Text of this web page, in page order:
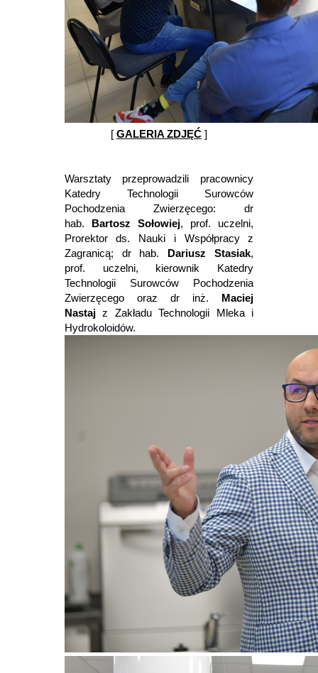
[ GALERIA ZDJĘĆ]
Warsztaty przeprowadzili pracownicy
Katedry Technologii Surowców
Pochodzenia Zwierzęcego: dr
hab. Bartosz Sołowiej, prof. uczelni,
Prorektor ds. Nauki i Współpracy z
Zagranicą; dr hab. Dariusz Stasiak,
prof. uczelni, kierownik Katedry
Technologii Surowców Pochodzenia
Zwierzęcego oraz dr inż. Maciej
Nastajz Zakładu Technologii Mleka i
Hydrokoloidów.